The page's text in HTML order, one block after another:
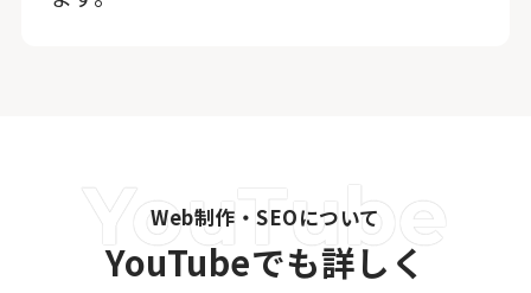
Web制作・SEOについて
YouTubeでも詳しく